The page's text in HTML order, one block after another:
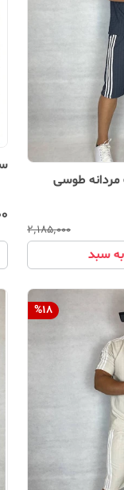
طوسی
۲٬۱۸۵٬۰۰۰
سبد
%18